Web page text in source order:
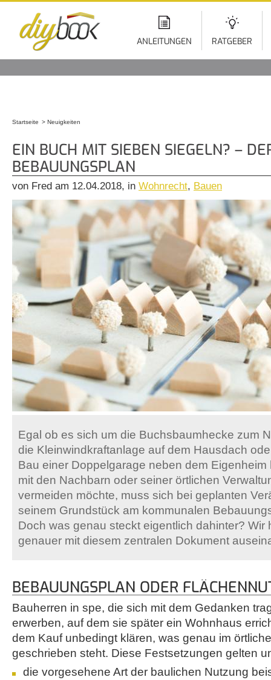
ANLEITUNGEN RATGEBER
Startseite Neuigkeiten
EIN BUCH MIT SIEBEN SIEGELN? –
BEBAUUNGSPLAN
von Fred am 12.04.2018, in Wohnrecht, Bauen
Egal ob es sich um die Buchsbaumhecke zum
die Kleinwindkraftanlage auf dem Hausdach
Bau einer Doppelgarage neben dem Eigenheim
mit den Nachbarn oder seiner örtlichen
vermeiden möchte, muss sich bei geplanten
seinem Grundstück am kommunalen
Doch was genau steckt eigentlich dahinter? Wir
genauer mit diesem zentralen Dokument
BEBAUUNGSPLAN ODER
Bauherren in spe, die sich mit dem Gedanken
erwerben, auf dem sie später ein Wohnhaus
dem Kauf unbedingt klären, was genau im
geschrieben steht. Diese Festsetzungen gelten
die vorgesehene Art der baulichen Nutzung